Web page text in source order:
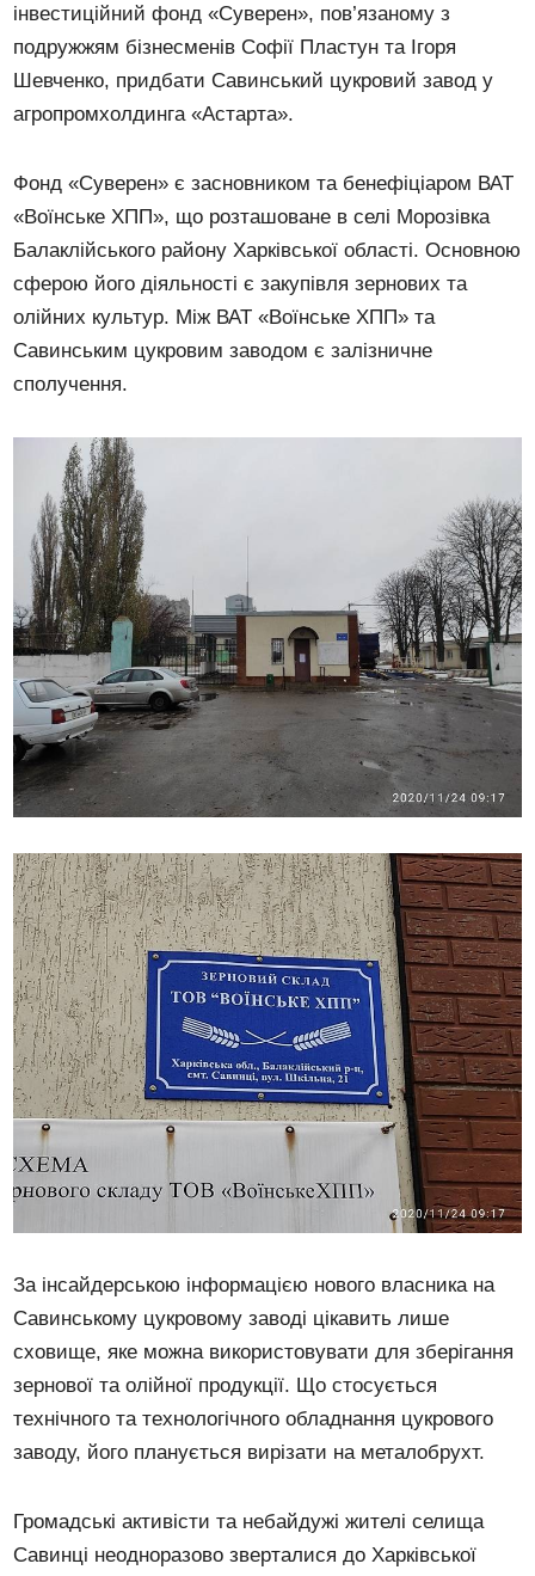
інвестиційний фонд «Суверен», пов’язаному з
подружжям бізнесменів Софії Пластун та Ігоря
Шевченко, придбати Савинський цукровий завод у
агропромхолдинга «Астарта».
Фонд «Суверен» є засновником та бенефіціаром ВАТ
«Воїнське ХПП», що розташоване в селі Морозівка
Балаклійського району Харківської області. Основною
сферою його діяльності є закупівля зернових та
олійних культур. Між ВАТ «Воїнське ХПП» та
Савинським цукровим заводом є залізничне
сполучення.
За інсайдерською інформацією нового власника на
Савинському цукровому заводі цікавить лише
сховище, яке можна використовувати для зберігання
зернової та олійної продукції. Що стосується
технічного та технологічного обладнання цукрового
заводу, його планується вирізати на металобрухт.
Громадські активісти та небайдужі жителі селища
Савинці неодноразово зверталися до Харківської